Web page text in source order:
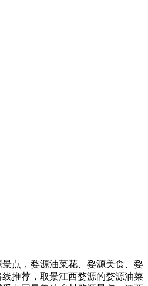
点，婺源油菜花、婺源美食、婺
推荐，取景江西婺源的婺源油菜